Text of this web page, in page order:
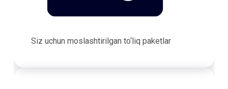
Siz uchun moslashtirilgan to‘liq paketlar